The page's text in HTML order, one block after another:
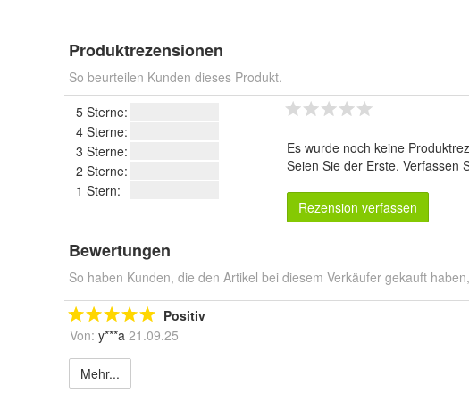
Produktrezensionen
So beurteilen Kunden dieses Produkt.
5 Sterne:
4 Sterne:
3 Sterne:
2 Sterne:
1 Stern:
Es wurde noch keine
Seien Sie der Erste. Verfassen
Rezension verfassen
Bewertungen
So haben Kunden, die den Artikel bei diesem Verkäufer gekauft
Positiv
Von: y***a 21.09.25
Mehr...